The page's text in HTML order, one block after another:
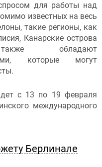
для работы над
известных на весь
такие регионы, как
Канарские острова
обладают
которые могут
с 13 по 19 февраля
международного
Берлинале